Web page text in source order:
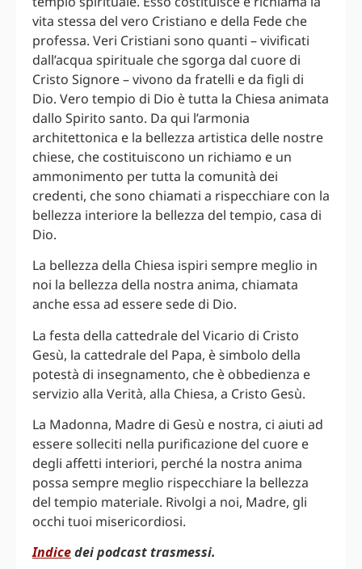
vita stessa del vero Cristiano e della Fede che
professa. Veri Cristiani sono quanti – vivificati
dall’acqua spirituale che sgorga dal cuore di
Cristo Signore – vivono da fratelli e da figli di
Dio. Vero tempio di Dio è tutta la Chiesa animata
dallo Spirito santo. Da qui l’armonia
architettonica e la bellezza artistica delle nostre
chiese, che costituiscono un richiamo e un
ammonimento per tutta la comunità dei
credenti, che sono chiamati a rispecchiare con la
bellezza interiore la bellezza del tempio, casa di
Dio.
La bellezza della Chiesa ispiri sempre meglio in
noi la bellezza della nostra anima, chiamata
anche essa ad essere sede di Dio.
La festa della cattedrale del Vicario di Cristo
Gesù, la cattedrale del Papa, è simbolo della
potestà di insegnamento, che è obbedienza e
servizio alla Verità, alla Chiesa, a Cristo Gesù.
La Madonna, Madre di Gesù e nostra, ci aiuti ad
essere solleciti nella purificazione del cuore e
degli affetti interiori, perché la nostra anima
possa sempre meglio rispecchiare la bellezza
del tempio materiale. Rivolgi a noi, Madre, gli
occhi tuoi misericordiosi.
Indicedei podcast trasmessi.